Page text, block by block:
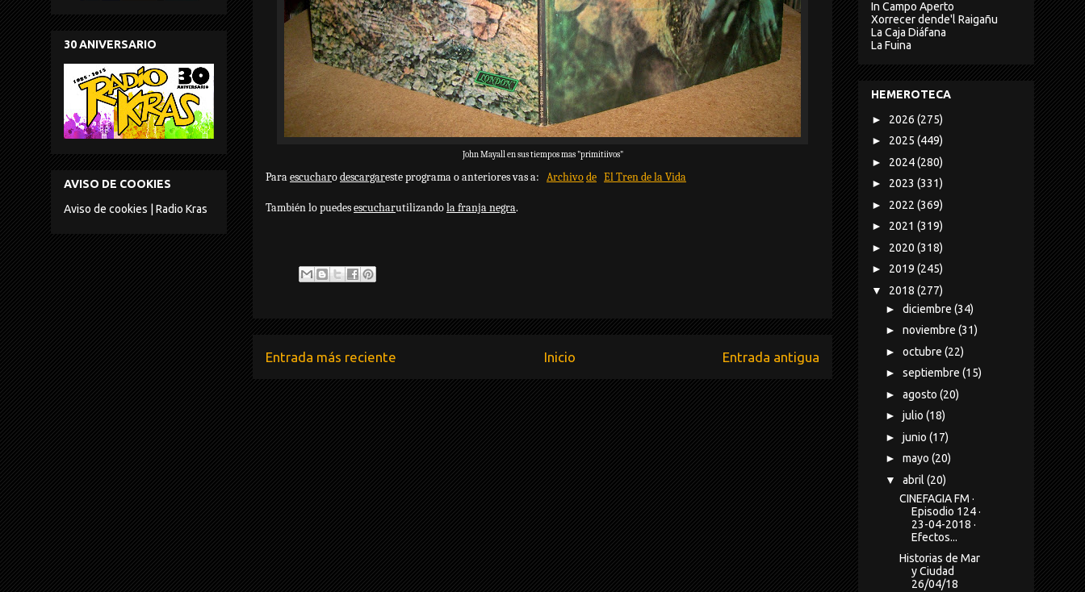
John Mayall en sus tiempos mas "primitiivos"
Paraescucharodescargareste programa o anteriores vas a: Archivode El Tren de la Vida
También lo puedesescucharutilizandola franja negra.
Entrada más reciente Entrada antigua
Inicio
30 ANIVERSARIO
AVISO DE COOKIES
Aviso de cookies | Radio Kras
In Campo Aperto
Xorrecer dende'l Raigañu
La Caja Diáfana
La Fuina
HEMEROTECA
► 2026 (275)
► 2025 (449)
► 2024(280)
► 2023 (331)
► 2022 (369)
► 2021 (319)
► 2020 (318)
► 2019 (245)
▼ 2018 (277)
► diciembre (34)
► noviembre (31)
► octubre (22)
► septiembre (15)
► agosto (20)
► julio (18)
► junio (17)
► mayo (20)
▼ abril (20)
CINEFAGIA FM ·
Episodio 124 ·
23-04-2018 ·
Efectos...
Historias de Mar
y Ciudad
26/04/18